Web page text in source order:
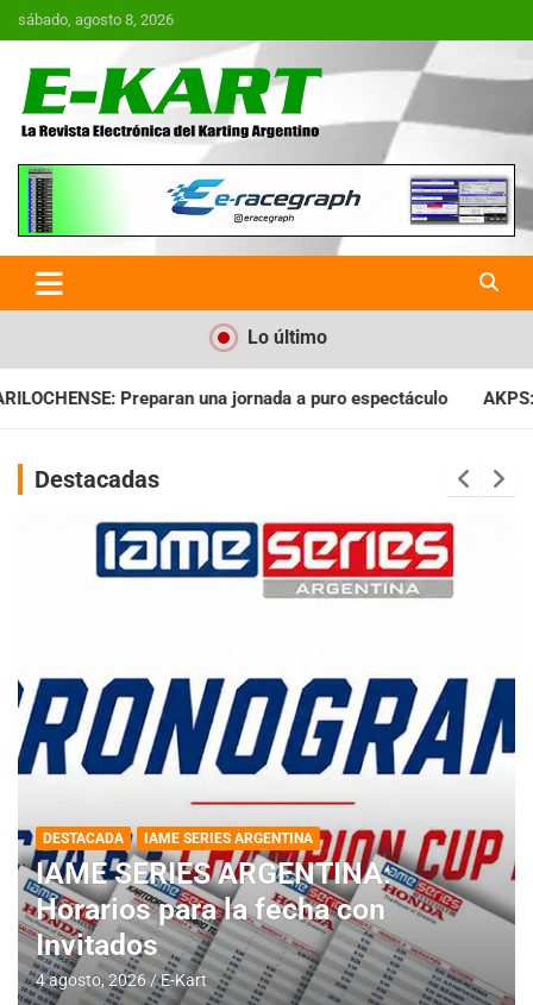
Saltar
al
sábado, agosto 8, 2026
E-Kart.com.ar | La Revista
Electrónica del Karting en
Argentina
Lo último
puro espectáculo AKPS: Intervino la IGJ y oficializó el
Destacadas
DESTACADA IAME SERIES ARGENTINA
IAME SERIES ARGENTINA:
Horarios para la fecha con
Invitados
4 agosto, 2026 E-Kart